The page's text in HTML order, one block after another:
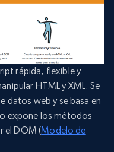
rápida, flexible y
HTML y XML. Se
datos web y se basa en
expone los métodos
el DOM (Modelo de